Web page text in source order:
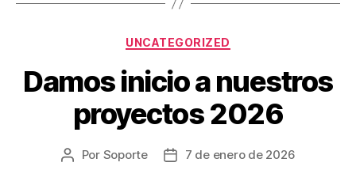
UNCATEGORIZED
Damos inicio a nuestros
proyectos 2026
Por Soporte 7 de enero de 2026